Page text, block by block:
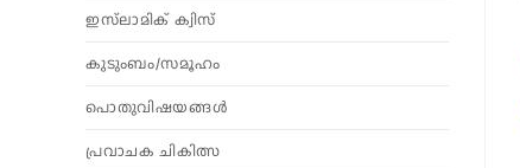
ഇസ്‌ലാമിക് ക്വിസ്
കുടുംബം/സമൂഹം
പൊതുവിഷയങ്ങൾ
പ്രവാചക ചികിത്സ